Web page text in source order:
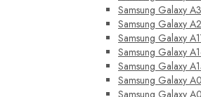
Samsung Galaxy
Samsung Galaxy
Samsung Galaxy
Samsung Galaxy
Samsung Galaxy
Samsung Galaxy
Samsung Galaxy